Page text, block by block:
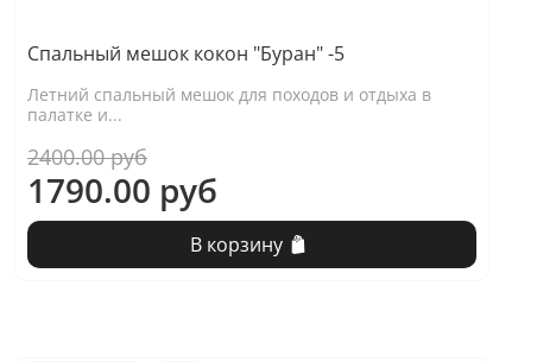
Спальный мешок кокон "Буран" -5
Летний спальный мешок для походов и отдыха в
палатке и...
2400.00 руб
1790.00 руб
В корзину